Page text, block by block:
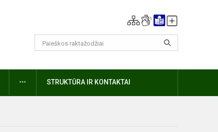
DAUGIAUSTRUKTŪRA IR KONTAKTAI